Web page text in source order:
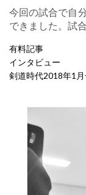
今回の試合で自
できました。試
有料記事
インタビュー
剣道時代2018年1